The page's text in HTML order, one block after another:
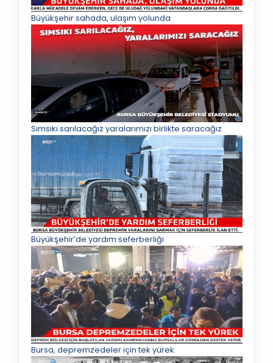
Büyükşehir sahada, ulaşım yolunda
Sımsıkı sarılacağız yaralarımızı birlikte saracağız
Büyükşehir’de yardım seferberliği
Bursa, depremzedeler için tek yürek